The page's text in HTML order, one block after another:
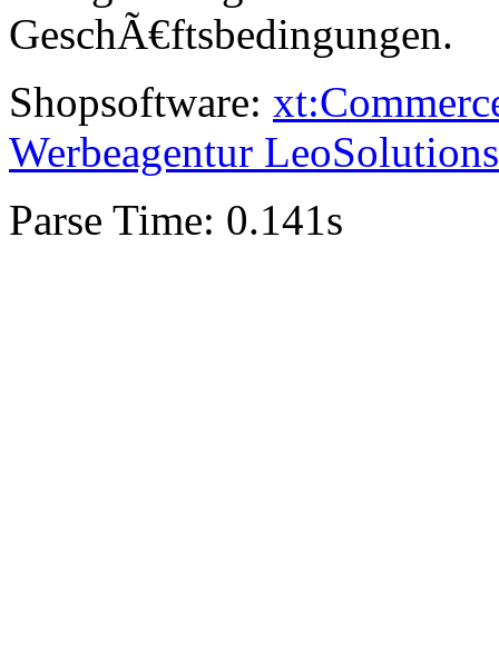
GeschÃ€ftsbedingungen.
Shopsoftware:
Werbeagentur LeoSolutions
Parse Time: 0.141s